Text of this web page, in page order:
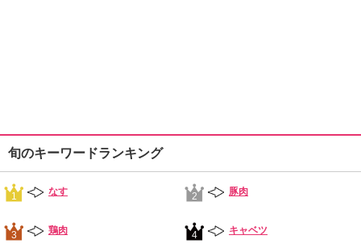
旬のキーワードランキング
1 なす 2 豚肉
3 鶏肉 4 キャベツ